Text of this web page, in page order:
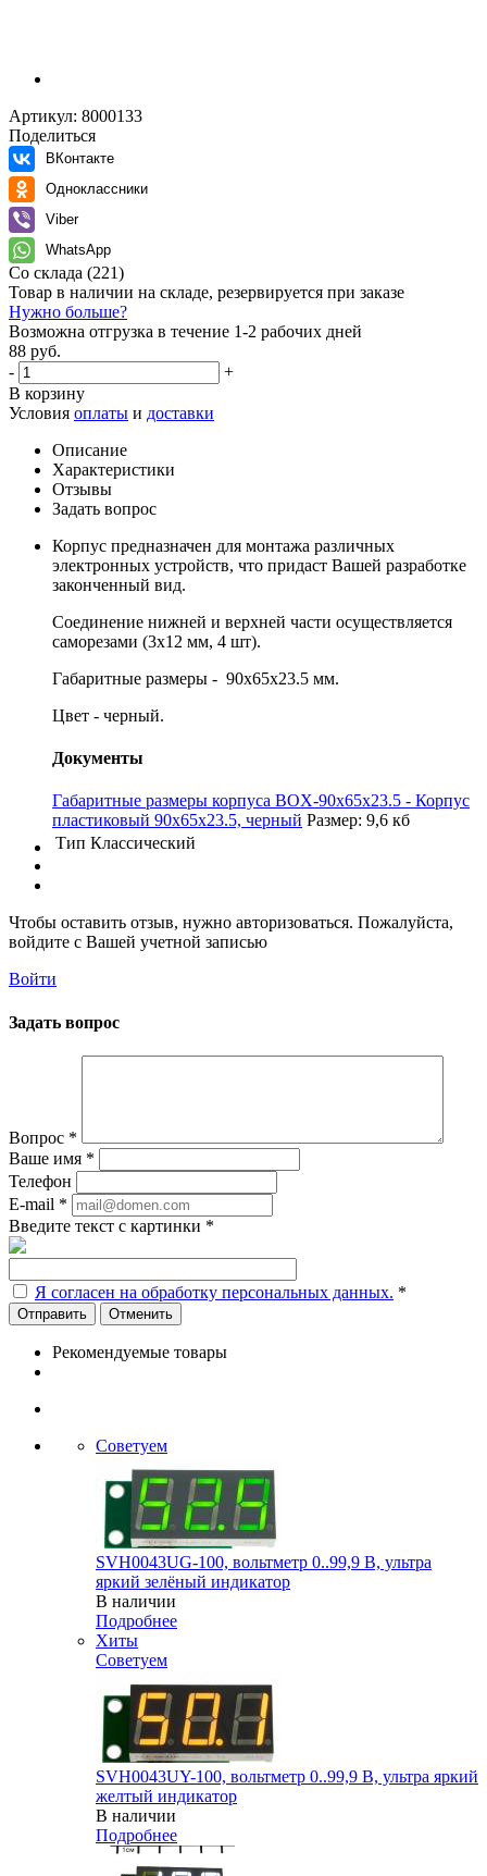
Артикул: 8000133
Поделиться
ВКонтакте
Одноклассники
Viber
WhatsApp
Со склада (221)
Товар в наличии на складе, резервируется при заказе
Нужно больше?
Возможна отгрузка в течение 1-2 рабочих дней
88 руб.
-
+
В корзину
Условия оплаты и доставки
Описание
Характеристики
Отзывы
Задать вопрос
Корпус предназначен для монтажа различных
электронных устройств, что придаст Вашей разработке
законченный вид.
Соединение нижней и верхней части осуществляется
саморезами (3х12 мм, 4 шт).
Габаритные размеры - 90х65х23.5 мм.
Цвет - черный.
Документы
Габаритные размеры корпуса BOX-90x65x23.5 - Корпус
пластиковый 90х65х23.5, черный Размер: 9,6 кб
Тип Классический
Чтобы оставить отзыв, нужно авторизоваться. Пожалуйста,
войдите с Вашей учетной записью
Войти
Задать вопрос
Вопрос *
Ваше имя *
Телефон
E-mail *
Введите текст с картинки *
Я согласен на обработку персональных данных. *
Отменить
Рекомендуемые товары
Советуем
SVH0043UG-100, вольтметр 0..99,9 В, ультра
яркий зелёный индикатор
В наличии
Подробнее
Хиты
Советуем
SVH0043UY-100, вольтметр 0..99,9 В, ультра яркий
желтый индикатор
В наличии
Подробнее